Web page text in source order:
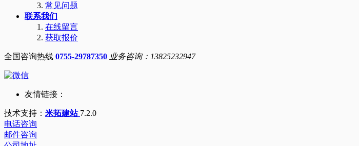
常见问题
联系我们
在线留言
获取报价
全国咨询热线 0755-29787350 业务咨询：13825232947
友情链接：
技术支持： 米拓建站 7.2.0
电话咨询
邮件咨询